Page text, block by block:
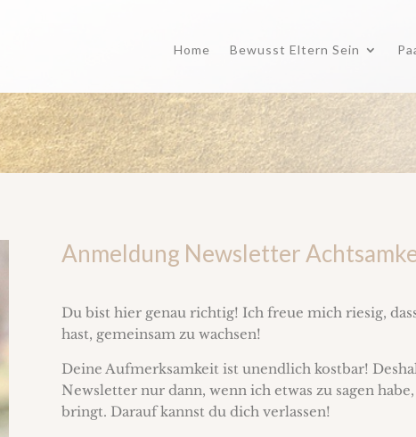
Home Bewusst Eltern Sein
Anmeldung Newsletter
Du bist hier genau richtig! Ich freue mich riesig,
hast, gemeinsam zu wachsen!
Deine Aufmerksamkeit ist unendlich kostbar!
Newsletter nur dann, wenn ich etwas zu sagen
bringt. Darauf kannst du dich verlassen!